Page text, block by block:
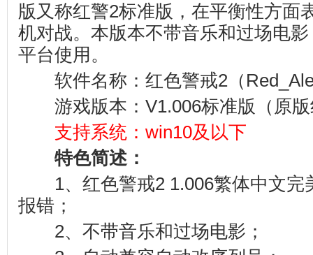
版又称红警2标准版，在平衡性方面
机对战。本版本不带音乐和过场电
平台使用。
软件名称：红色警戒2（
游戏版本：V1.006标准版（原版
支持系统：win10及以下
特色简述：
1、红色警戒2 1.006繁体中文完
报错；
2、不带音乐和过场电影；